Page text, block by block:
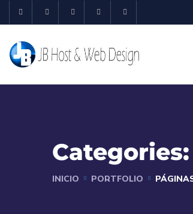
Categories:
INICIO PORTFOLIO